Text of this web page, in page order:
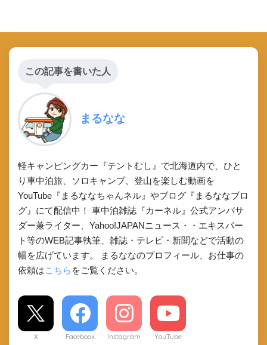
この記事を書いた人
まるなな
軽キャンピングカー『テントむし』で北海道内で、ひと
り車中泊旅、ソロキャンプ、登山を楽しむ動画を
YouTube『まるななちゃんネル』やブログ『まるななブロ
グ』にて配信中！ 車中泊雑誌『カーネル』公式アンバサ
ダー兼ライター、Yahoo!JAPANニュース・・エキスパー
ト等のWEB記事執筆、雑誌・テレビ・新聞などで活動の
幅を広げています。 まるななのプロフィール、お仕事の
依頼はこちら をご覧ください。
X Facebook Instagram YouTube